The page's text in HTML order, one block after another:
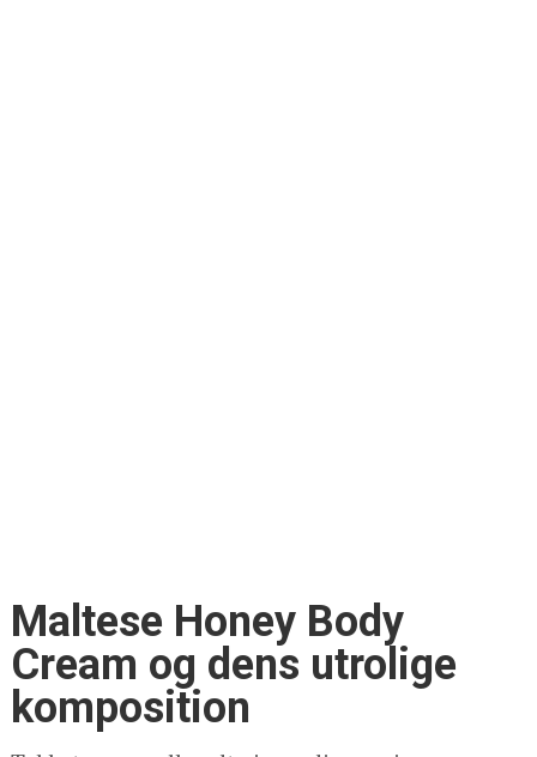
Maltese Honey Body
Cream og dens utrolige
komposition